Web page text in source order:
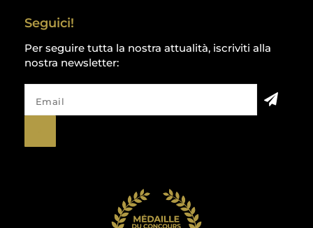
Seguici!
Per seguire tutta la nostra attualità, iscriviti alla
nostra newsletter: